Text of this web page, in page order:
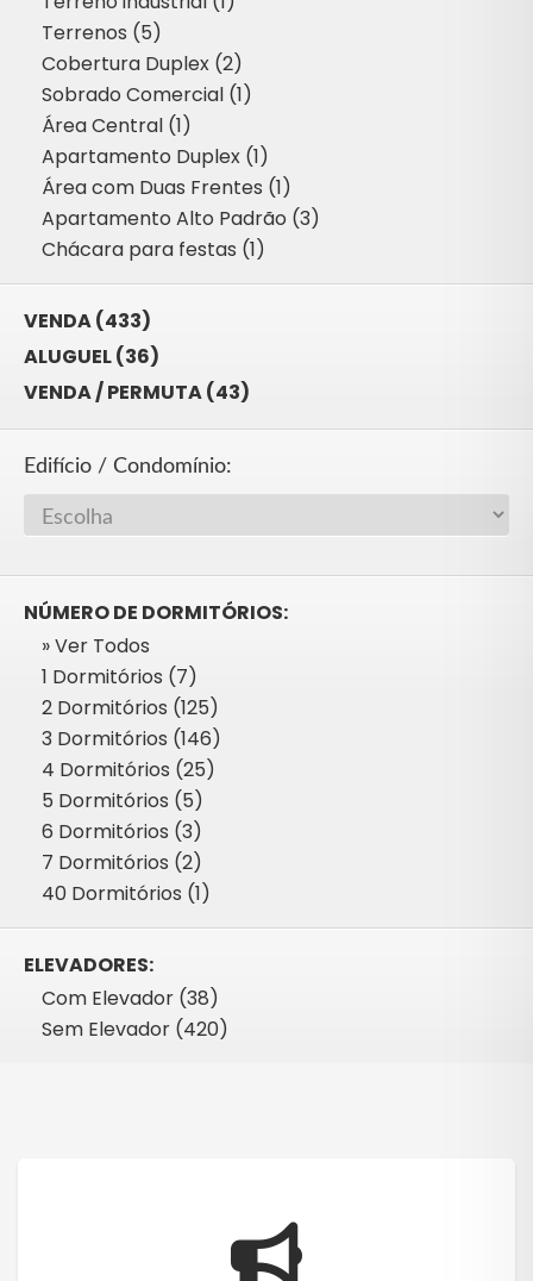
Terrenos (5)
Cobertura Duplex (2)
Sobrado Comercial (1)
Área Central (1)
Apartamento Duplex (1)
Área com Duas Frentes (1)
Apartamento Alto Padrão (3)
Chácara para festas (1)
VENDA (433)
ALUGUEL (36)
VENDA / PERMUTA (43)
Edifício / Condomínio:
NÚMERO DE DORMITÓRIOS:
» Ver Todos
1 Dormitórios (7)
2 Dormitórios (125)
3 Dormitórios (146)
4 Dormitórios (25)
5 Dormitórios (5)
6 Dormitórios (3)
7 Dormitórios (2)
40 Dormitórios (1)
ELEVADORES:
Com Elevador (38)
Sem Elevador (420)